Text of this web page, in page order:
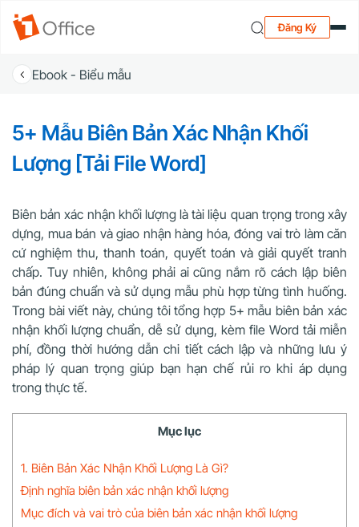
Đăng Ký
Ebook - Biểu mẫu
5+ Mẫu Biên Bản Xác Nhận Khối
Lượng [Tải File Word]
Biên bản xác nhận khối lượng là tài liệu quan trọng trong xây
dựng, mua bán và giao nhận hàng hóa, đóng vai trò làm căn
cứ nghiệm thu, thanh toán, quyết toán và giải quyết tranh
chấp. Tuy nhiên, không phải ai cũng nắm rõ cách lập biên
bản đúng chuẩn và sử dụng mẫu phù hợp từng tình huống.
Trong bài viết này, chúng tôi tổng hợp 5+ mẫu biên bản xác
nhận khối lượng chuẩn, dễ sử dụng, kèm file Word tải miễn
phí, đồng thời hướng dẫn chi tiết cách lập và những lưu ý
pháp lý quan trọng giúp bạn hạn chế rủi ro khi áp dụng
trong thực tế.
Mục lục
1. Biên Bản Xác Nhận Khối Lượng Là Gì?
Định nghĩa biên bản xác nhận khối lượng
Mục đích và vai trò của biên bản xác nhận khối lượng